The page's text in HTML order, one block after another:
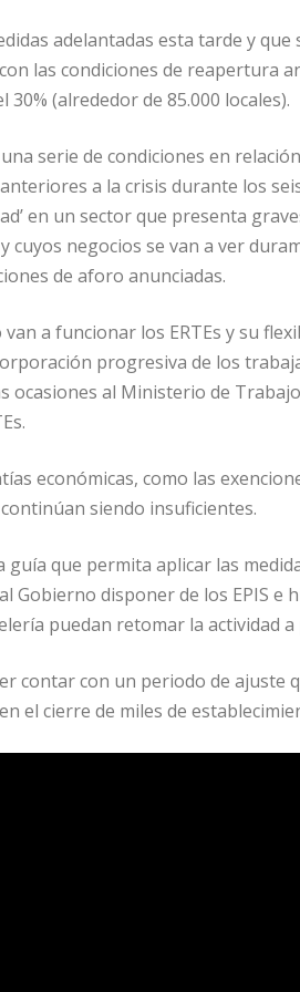
adelantadas esta tarde y
las condiciones de reapertura
(alrededor de 85.000 locales).
serie de condiciones en
a la crisis durante los
en un sector que presenta
cuyos negocios se van a ver
de aforo anunciadas.
a funcionar los ERTEs y su
progresiva de los
ocasiones al Ministerio de
económicas, como las
siendo insuficientes.
que permita aplicar las
Gobierno disponer de los EPIS e
puedan retomar la actividad
contar con un periodo de ajuste
el cierre de miles de